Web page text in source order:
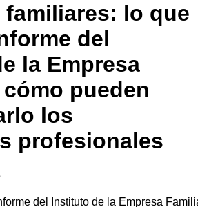
familiares: lo que
del
la Empresa
pueden
los
profesionales